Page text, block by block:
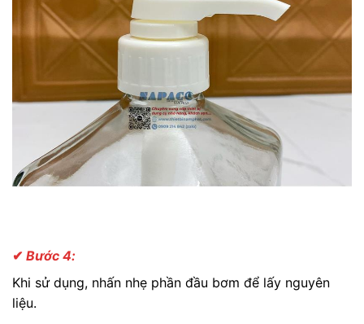
✔ Bước 4:
Khi sử dụng, nhấn nhẹ phần đầu bơm để lấy nguyên
liệu.